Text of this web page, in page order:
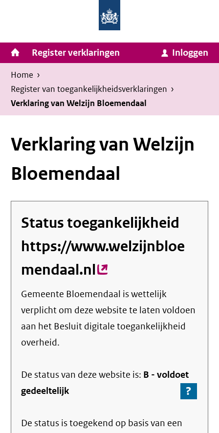
inhoud
van
Zaken
en
Koninkrijksrelaties
Homepage
van
Invulassistent
Toegankelijkheidsverklaring
Toegankelijkheidsverklaring
Hoofdnavigatie
Register verklaringen Inloggen
Kruimelpad
U
bevindt
zich
hier:
Home ›
Register van toegankelijkheids­verklaringen ›
Verklaring van Welzijn Bloemendaal
Verklaring van Welzijn
Bloemendaal
Status toegankelijkheid
https://www.welzijnbloe
mendaal.nl(externe
link)
Gemeente Bloemendaal is wettelijk
verplicht om deze website te laten voldoen
aan het Besluit digitale toegankelijkheid
overheid.
De status van dezewebsite is: B -voldoet
gedeeltelijk
?
Ga
De status is toegekend op basis van een